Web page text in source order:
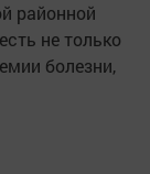
районной
не только
болезни,